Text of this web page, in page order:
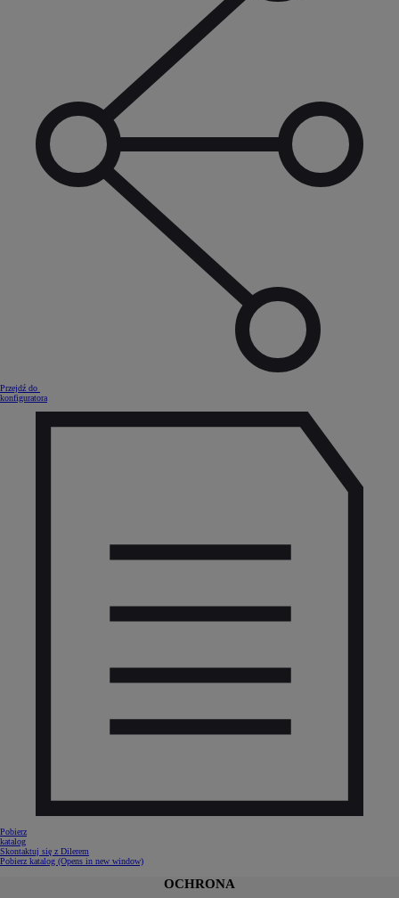
Przejdź do
konfiguratora
Pobierz
katalog
Skontaktuj się z Dilerem
Pobierz katalog (Opens in new window)
OCHRONA